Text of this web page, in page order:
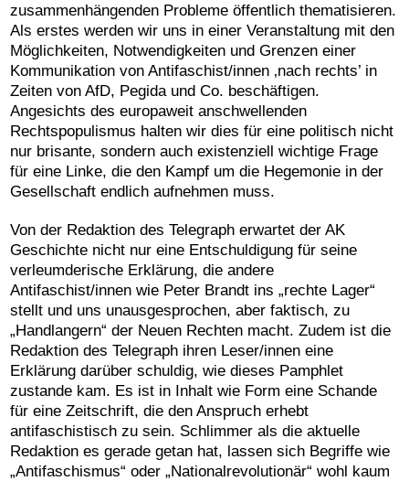
zusammenhängenden Probleme öffentlich thematisieren.
Als erstes werden wir uns in einer Veranstaltung mit den
Möglichkeiten, Notwendigkeiten und Grenzen einer
Kommunikation von Antifaschist/innen ‚nach rechts’ in
Zeiten von AfD, Pegida und Co. beschäftigen.
Angesichts des europaweit anschwellenden
Rechtspopulismus halten wir dies für eine politisch nicht
nur brisante, sondern auch existenziell wichtige Frage
für eine Linke, die den Kampf um die Hegemonie in der
Gesellschaft endlich aufnehmen muss.
Von der Redaktion des Telegraph erwartet der AK
Geschichte nicht nur eine Entschuldigung für seine
verleumderische Erklärung, die andere
Antifaschist/innen wie Peter Brandt ins „rechte Lager“
stellt und uns unausgesprochen, aber faktisch, zu
„Handlangern“ der Neuen Rechten macht. Zudem ist die
Redaktion des Telegraph ihren Leser/innen eine
Erklärung darüber schuldig, wie dieses Pamphlet
zustande kam. Es ist in Inhalt wie Form eine Schande
für eine Zeitschrift, die den Anspruch erhebt
antifaschistisch zu sein. Schlimmer als die aktuelle
Redaktion es gerade getan hat, lassen sich Begriffe wie
„Antifaschismus“ oder „Nationalrevolutionär“ wohl kaum